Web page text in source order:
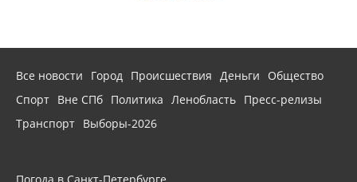
Все новости Город Происшествия Деньги
Общество
Спорт Вне СПб Политика Ленобласть Пресс-релизы
Транспорт Выборы-2026
Погода в Санкт-Петербурге